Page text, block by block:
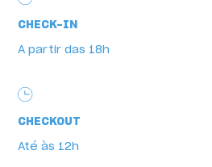
CHECK-IN
A partir das 18h
CHECKOUT
Até às 12h